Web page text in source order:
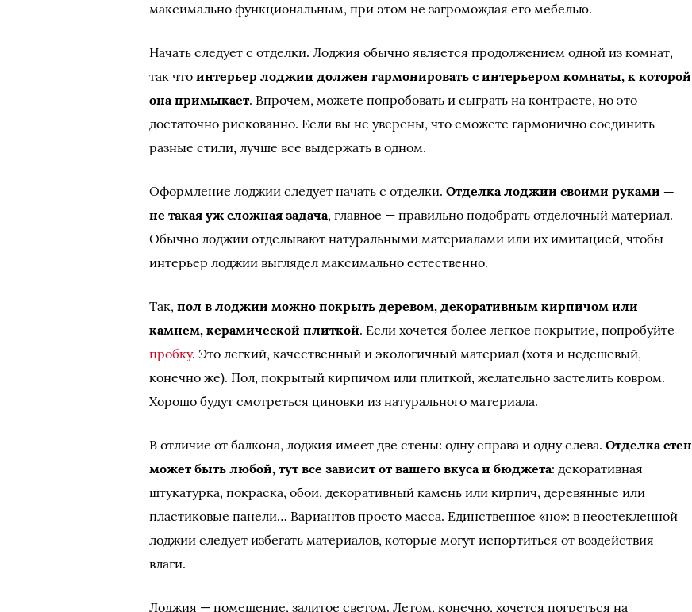
максимально функциональным, при этом не загромождая его мебелью.
Начать следует с отделки. Лоджия обычно является продолжением одной из комнат,
так чтоинтерьер лоджии должен гармонировать с интерьером комнаты, к которой
она примыкает. Впрочем, можете попробовать и сыграть на контрасте, но это
достаточно рискованно. Если вы не уверены, что сможете гармонично соединить
разные стили, лучше все выдержать в одном.
Оформление лоджии следует начать с отделки.Отделка лоджии своими руками —
не такая уж сложная задача, главное — правильно подобрать отделочный материал.
Обычно лоджии отделывают натуральными материалами или их имитацией, чтобы
интерьер лоджии выглядел максимально естественно.
Так,пол в лоджии можно покрыть деревом, декоративным кирпичом или
камнем, керамической плиткой. Если хочется более легкое покрытие, попробуйте
пробку. Это легкий, качественный и экологичный материал (хотя и недешевый,
конечно же). Пол, покрытый кирпичом или плиткой, желательно застелить ковром.
Хорошо будут смотреться циновки из натурального материала.
В отличие от балкона, лоджия имеет две стены: одну справа и одну слева.Отделка стен
может быть любой, тут все зависит от вашего вкуса и бюджета: декоративная
штукатурка, покраска, обои, декоративный камень или кирпич, деревянные или
пластиковые панели… Вариантов просто масса. Единственное «но»: в неостекленной
лоджии следует избегать материалов, которые могут испортиться от воздействия
влаги.
Лоджия — помещение, залитое светом. Летом, конечно, хочется погреться на